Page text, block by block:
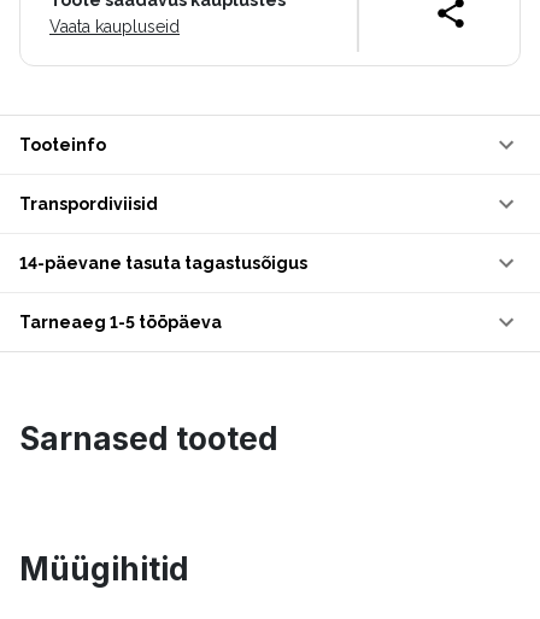
Vaata kaupluseid
Tooteinfo
Transpordiviisid
14-päevane tasuta tagastusõigus
Tarneaeg 1-5 tööpäeva
Sarnased tooted
Müügihitid